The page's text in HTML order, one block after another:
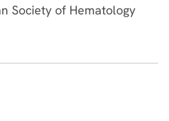
Society of Hematology